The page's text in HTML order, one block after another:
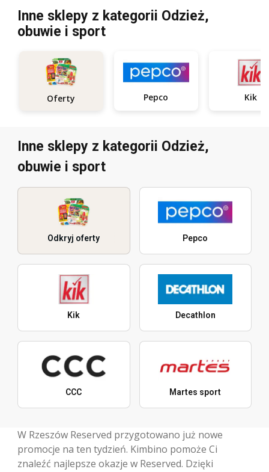
Inne sklepy z kategorii Odzież,
obuwie i sport
Oferty Pepco Kik
Inne sklepy z kategorii Odzież,
obuwie i sport
Odkryj oferty Pepco
Kik Decathlon
CCC Martes sport
W Rzeszów Reserved przygotowano już nowe
promocje na ten tydzień. Kimbino pomoże Ci
znaleźć najlepsze okazje w Reserved. Dzięki